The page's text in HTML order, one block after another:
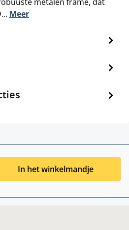
Meer
In het winkelmandje